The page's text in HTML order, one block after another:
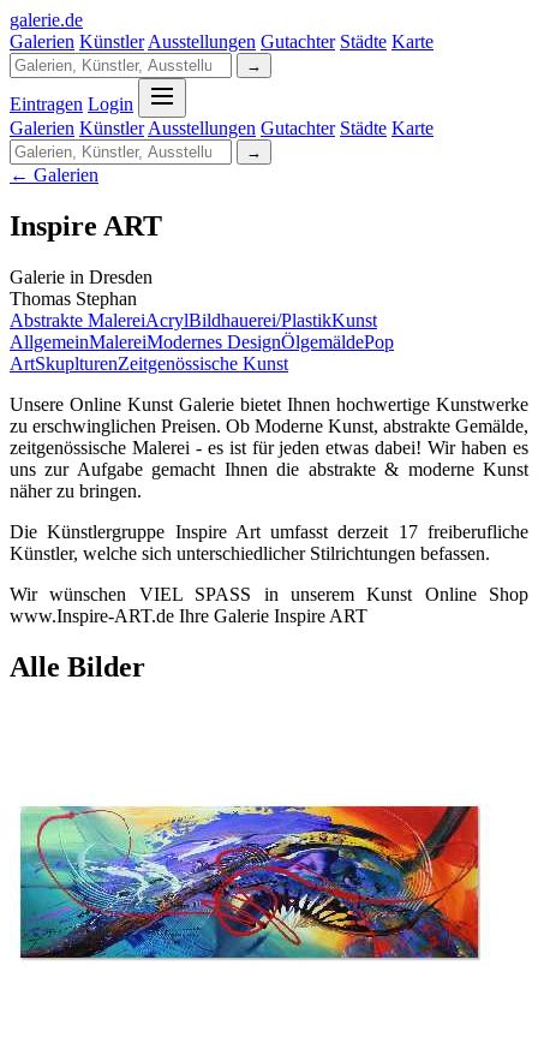
galerie.de
Galerien Künstler Ausstellungen Gutachter Städte Karte
→
Eintragen Login
Galerien Künstler Ausstellungen Gutachter Städte Karte
→
← Galerien
Inspire ART
Galerie in Dresden
Thomas Stephan
Abstrakte MalereiAcrylBildhauerei/PlastikKunst
AllgemeinMalereiModernes DesignÖlgemäldePop
ArtSkuplturenZeitgenössische Kunst
Unsere Online Kunst Galerie bietet Ihnen hochwertige Kunstwerke
zu erschwinglichen Preisen. Ob Moderne Kunst, abstrakte Gemälde,
zeitgenössische Malerei - es ist für jeden etwas dabei! Wir haben es
uns zur Aufgabe gemacht Ihnen die abstrakte & moderne Kunst
näher zu bringen.
Die Künstlergruppe Inspire Art umfasst derzeit 17 freiberufliche
Künstler, welche sich unterschiedlicher Stilrichtungen befassen.
Wir wünschen VIEL SPASS in unserem Kunst Online Shop
www.Inspire-ART.de Ihre Galerie Inspire ART
Alle Bilder